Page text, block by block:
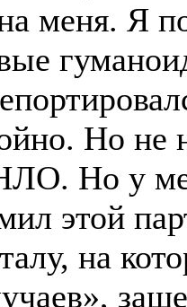
меня. Я
Но не
Но у
этой
на